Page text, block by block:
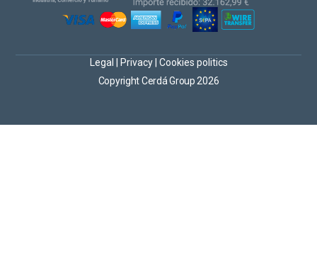
Copyright Cerdá Group 2026
Legal Privacy Cookies politics